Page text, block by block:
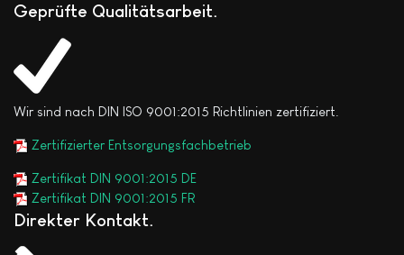
Geprüfte Qualitätsarbeit
Wir sind nach DIN ISO 9001:2015 Richtlinien zertifiziert.
Zertifizierter Entsorgungsfachbetrieb
Zertifikat DIN 9001:2015 DE
Zertifikat DIN 9001:2015 FR
Direkter Kontakt